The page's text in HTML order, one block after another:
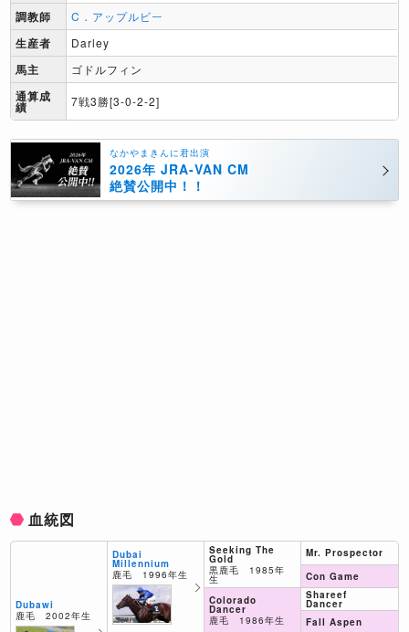
調教師 C．アップルビー
生産者 Darley
馬主 ゴドルフィン
通算成
績 7戦3勝[3-0-2-2]
なかやまきんに君出演
2026年 JRA-VAN CM
絶賛公開中！！
血統図
Dubawi
鹿毛 2002年生
Dubai
Millennium
鹿毛 1996年生
Seeking The
Gold
黒鹿毛 1985年
生
Colorado
Dancer
鹿毛 1986年生
Mr. Prospector
Con Game
Shareef
Dancer
Fall Aspen